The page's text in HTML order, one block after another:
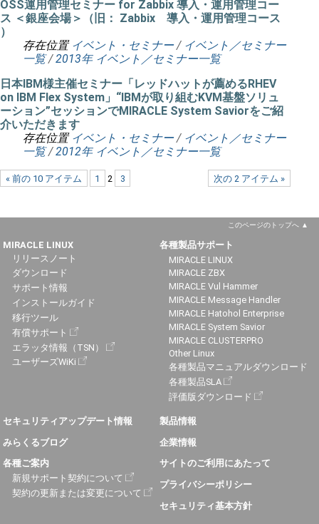
OSS運用管理セミナー for Zabbix 導入・運用管理コー
ス ＜銀座会場＞（旧： Zabbix 導入・運用管理コース
）
存在位置 イベント・セミナー / イベント／セミナー
一覧 /2013年 イベント／セミナー一覧
日本IBM様主催セミナー「レッドハットが薦めるRHEV
on IBM Flex System」“IBMが取り組むKVM基盤ソリュ
ーション”セッションでMIRACLE System Saviorをご紹
介いただきます
存在位置 イベント・セミナー / イベント／セミナー
一覧 /2012年 イベント／セミナー一覧
« 前の 10 アイテム 次の 2 アイテム »
1 2 3
このページのトップへ
MIRACLE LINUX
リリースノート
ダウンロード
サポート情報
インストールガイド
移行ツール
有償サポート
エラッタ情報（TSN）
ユーザーズWiKi
各種製品サポート
MIRACLE LINUX
MIRACLE ZBX
MIRACLE Vul Hammer
MIRACLE Message Handler
MIRACLE Hatohol Enterprise
MIRACLE System Savior
MIRACLE CLUSTERPRO
Other Linux
各種製品マニュアルダウンロード
各種製品SLA
評価版ダウンロード
セキュリティアップデート情報
みらくるブログ
各種ご案内
新規サポート契約について
契約の更新または変更について
製品情報
企業情報
サイトのご利用にあたって
プライバシーポリシー
セキュリティ基本方針